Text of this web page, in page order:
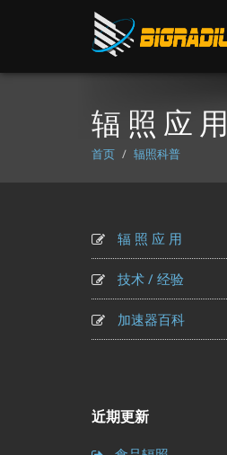
辐 照 应 用
首页 辐照科普
辐 照 应 用
技术 / 经验
加速器百科
近期更新